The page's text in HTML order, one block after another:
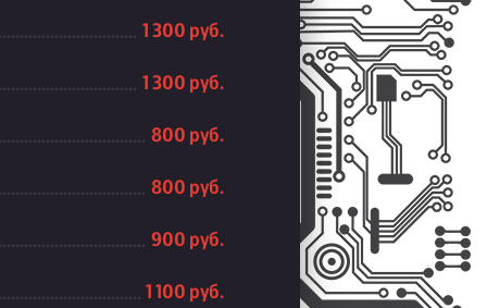
1 300 руб.
1 300 руб.
800 руб.
800 руб.
900 руб.
1 100 руб.